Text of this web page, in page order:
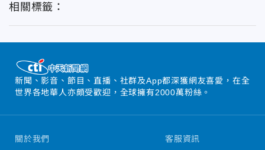
相關標籤：
新聞、影音、節目、直播、社群及App都深獲網友喜愛，在全
世界各地華人亦頗受歡迎，全球擁有2000萬粉絲。
關於我們 客服資訊